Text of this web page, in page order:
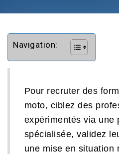
Navigation:
Pour recruter des
moto, ciblez des
expérimentés via une
spécialisée, validez
une mise en situation